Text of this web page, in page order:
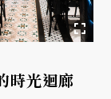
時光迴廊